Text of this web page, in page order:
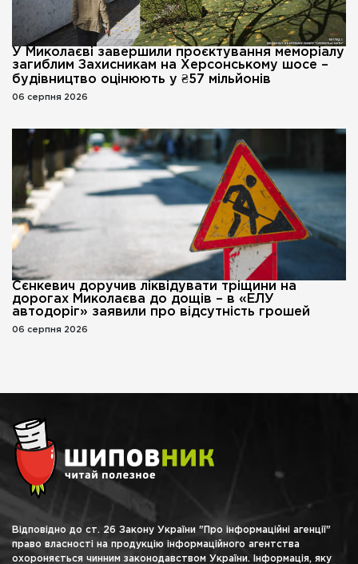
У Миколаєві завершили проєктування меморіалу
загиблим Захисникам на Херсонському шосе –
будівництво оцінюють у ₴57 мільйонів
06 серпня 2026
Сєнкевич доручив ліквідувати тріщини на
дорогах Миколаєва до дощів – в «ЕЛУ
автодоріг» заявили про відсутність грошей
06 серпня 2026
Відповідно до ст. 26 Закону України "Про інформаційні агенції"
право власності на продукцію інформаційного агентства
охороняється чинним законодавством України. Інформація, яку